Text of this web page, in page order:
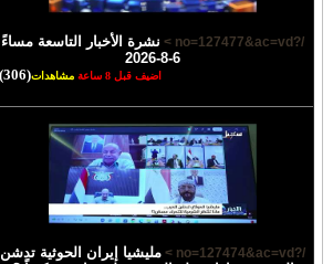
/?no=127477&ac=vd >
نشرة الأخبار التاسعة مساءً
6-8-2026
اضيف قبل 8 ساعة مشاهدات(306)
/?no=127474&ac=vd >
مليشيا إيران الحوثية تدشن